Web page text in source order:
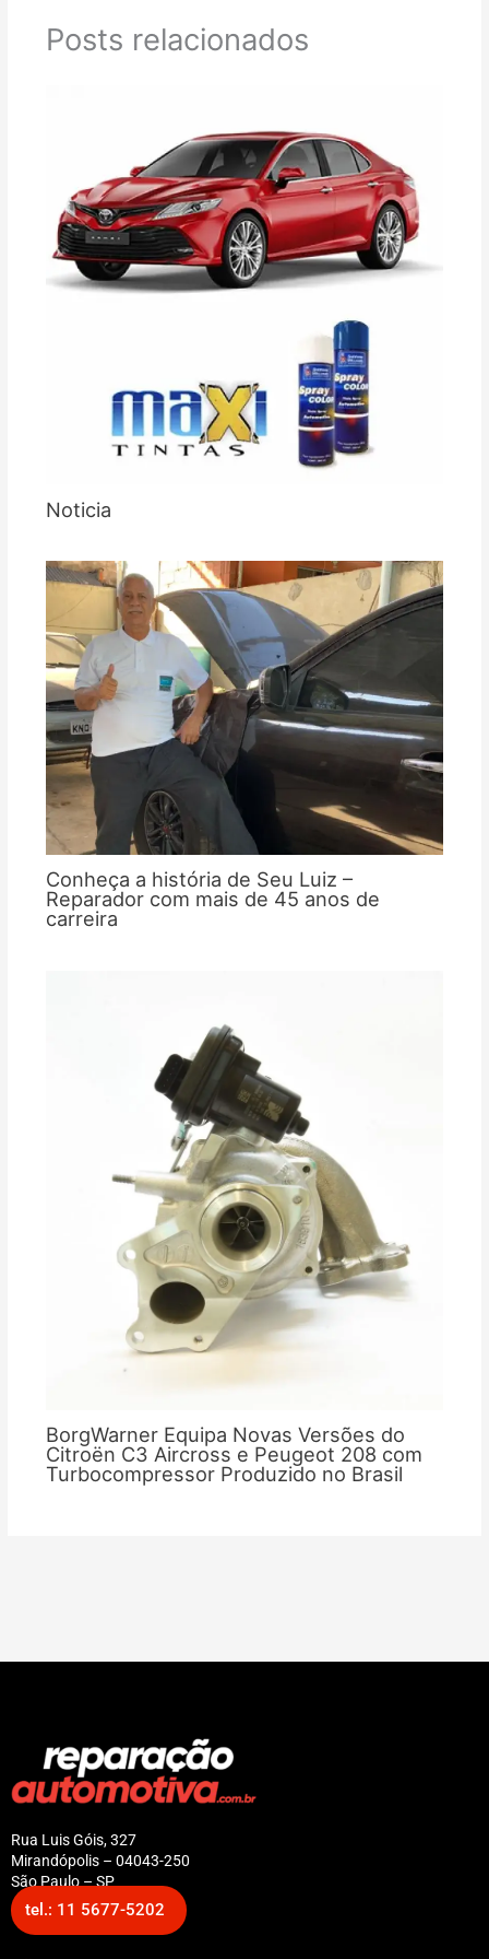
Posts relacionados
Noticia
Conheça a história de Seu Luiz –
Reparador com mais de 45 anos de
carreira
BorgWarner Equipa Novas Versões do
Citroën C3 Aircross e Peugeot 208 com
Turbocompressor Produzido no Brasil
Rua Luis Góis, 327
Mirandópolis – 04043-250
São Paulo – SP
tel.: 11 5677-5202